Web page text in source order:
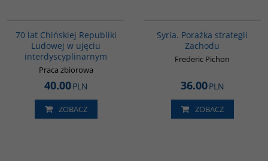
70 lat Chińskiej Republiki
Ludowej w ujęciu
interdyscyplinarnym
Praca zbiorowa
40.00PLN
ZOBACZ
Syria. Porażka strategii
Zachodu
Frederic Pichon
36.00PLN
ZOBACZ